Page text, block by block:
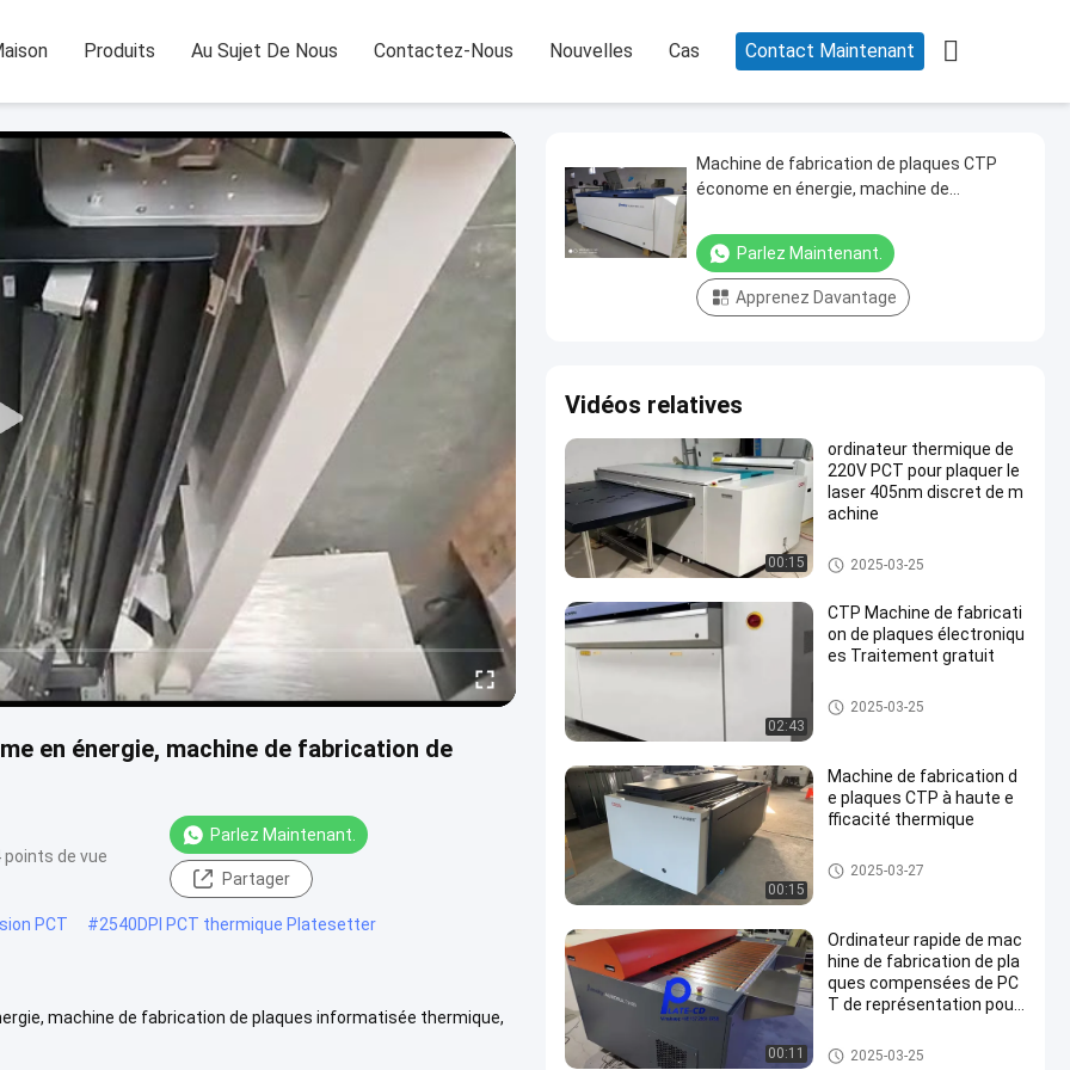
Produits Au Sujet De Nous Contactez-Nous Nouvelles Cas Contact Maintenant 
en énergie, machine de fabrication de
points de vue
Parlez Maintenant.
Partager
PCT #2540DPI PCT thermique Platesetter
machine de fabrication de plaques informatisée thermique,
Machine de fabrication de plaques CTP
économe en énergie, machine de
thermique
Parlez Maintenant.
Apprenez Davantage
Vidéos relatives
00:15
ordinateur thermique de
220V PCT pour plaquer le
laser 405nm discret de m
achine
Ordinateur pour plaquer la ma
chine
2025-03-25
02:43
CTP Machine de fabricati
on de plaques électroniqu
es Traitement gratuit
Ordinateur pour plaquer la ma
chine
2025-03-25
00:15
Machine de fabrication d
e plaques CTP à haute e
fficacité thermique
Ordinateur pour plaquer la ma
chine
2025-03-27
00:11
Ordinateur rapide de mac
hine de fabrication de pla
ques compensées de PC
T de représentation pour
1270dpi
Ordinateur pour plaquer la ma
2025-03-25